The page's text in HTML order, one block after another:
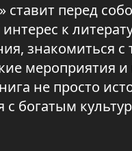
перед
к
знакомиться
мероприятия
не просто
богатым